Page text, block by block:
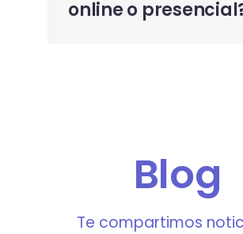
online o
Blog
Te compartimos